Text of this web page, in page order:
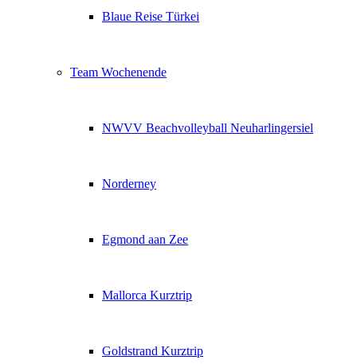
Blaue Reise Türkei
Team Wochenende
NWVV Beachvolleyball Neuharlingersiel
Norderney
Egmond aan Zee
Mallorca Kurztrip
Goldstrand Kurztrip